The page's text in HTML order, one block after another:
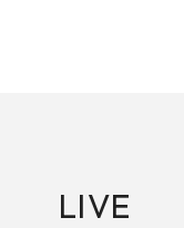
LIVE